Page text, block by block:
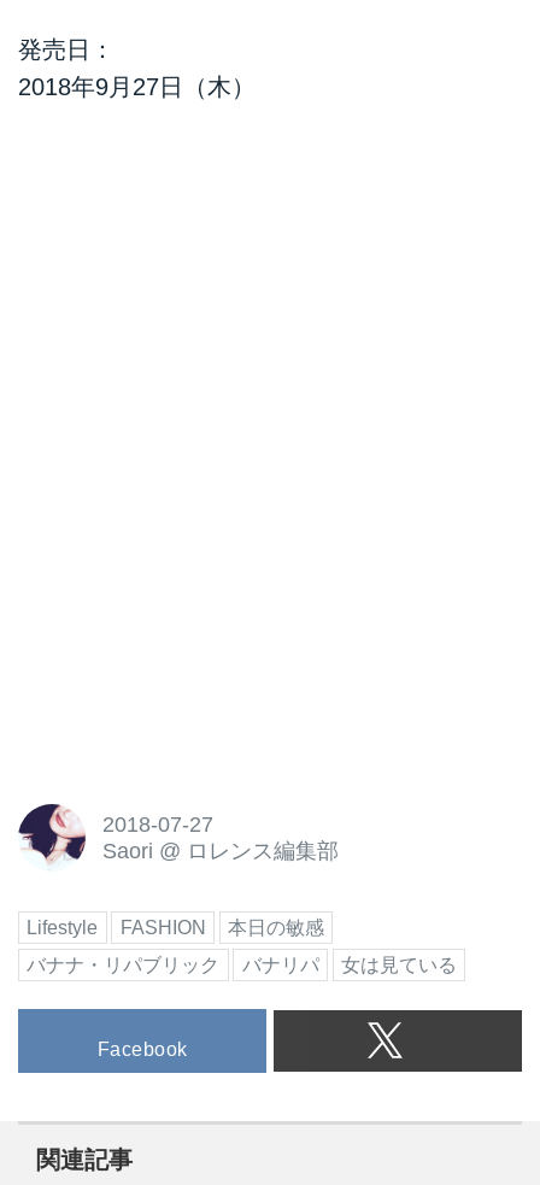
発売日：
2018年9月27日（木）
2018-07-27
Saori @ ロレンス編集部
Lifestyle FASHION
本日の敏感
バナナ・リパブリック
バナリパ 女は見ている
Facebook
関連記事